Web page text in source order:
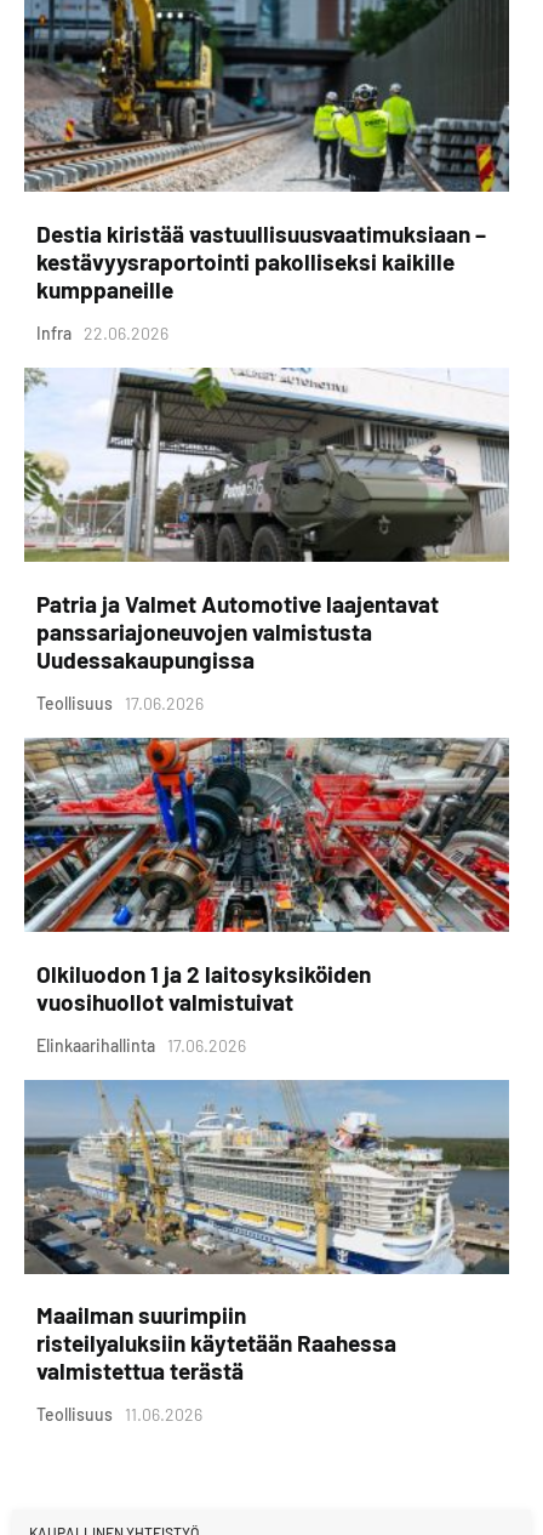
Destia kiristää vastuullisuusvaatimuksiaan –
kestävyysraportointi pakolliseksi kaikille
kumppaneille
Infra 22.06.2026
Patria ja Valmet Automotive laajentavat
panssariajoneuvojen valmistusta
Uudessakaupungissa
Teollisuus 17.06.2026
Olkiluodon 1 ja 2 laitosyksiköiden
vuosihuollot valmistuivat
Elinkaarihallinta 17.06.2026
Maailman suurimpiin
risteilyaluksiin käytetään Raahessa
valmistettua terästä
Teollisuus 11.06.2026